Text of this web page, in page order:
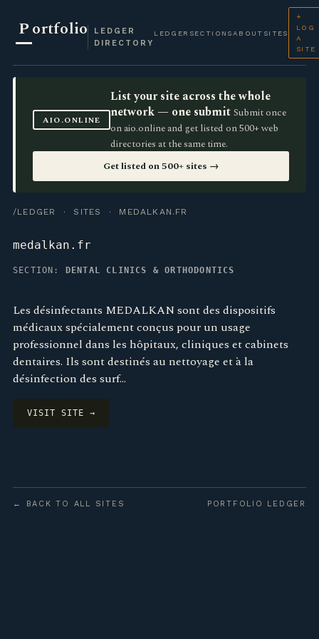
Portfolio
LEDGER
DIRECTORY
LEDGER SECTIONS ABOUT SITES
+
LOG
A
SITE
AIO.ONLINE
List your site across the whole
network — one submit Submit once
on aio.online and get listed on 500+ web
directories at the same time.
Get listed on 500+ sites →
/LEDGER · SITES · MEDALKAN.FR
medalkan.fr
SECTION: DENTAL CLINICS & ORTHODONTICS
Les désinfectants MEDALKAN sont des dispositifs
médicaux spécialement conçus pour un usage
professionnel dans les hôpitaux, cliniques et cabinets
dentaires. Ils sont destinés au nettoyage et à la
désinfection des surf…
VISIT SITE →
← BACK TO ALL SITES PORTFOLIO LEDGER